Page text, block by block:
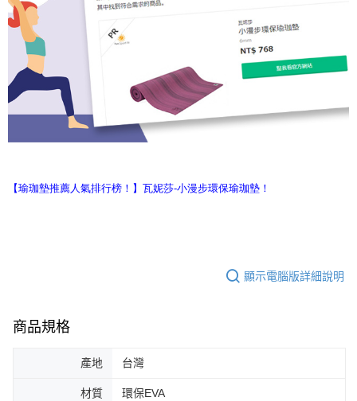
【瑜珈墊推薦人氣排行榜！】瓦妮莎-小漫步環保瑜珈墊！
顯示電腦版詳細說明
商品規格
產地 台灣
材質 環保EVA